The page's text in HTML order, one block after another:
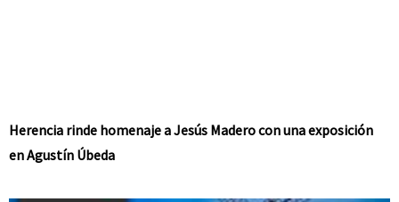
Herencia rinde homenaje a Jesús Madero con una exposición
en Agustín Úbeda